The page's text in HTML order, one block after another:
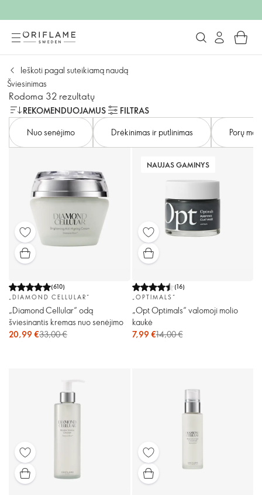
Ieškoti pagal suteikiamą naudą
Šviesinimas
Rodoma 32 rezultatų
REKOMENDUOJAMUS
FILTRAS
Nuo senėjimo
Drėkinimas ir putlinimas Porų
(610)
„DIAMOND CELLULAR“
„Diamond Cellular“ odą
šviesinantis kremas nuo senėjimo
20,99 €33,00 €
NAUJAS GAMINYS
(16)
„OPTIMALS“
„Opt Optimals“ valomoji molio
kaukė
7,99 €14,00 €